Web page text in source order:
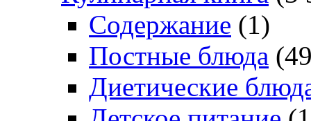
Содержание (1)
Постные блюда
Диетические